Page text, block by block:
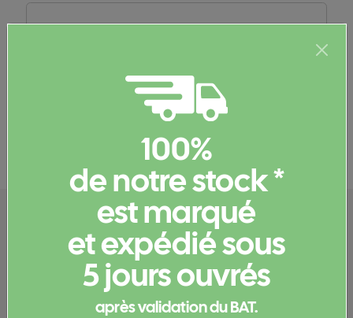
Vous avez oublié votre mot de passe ou vous ne
Demandez un nouveau mot de
Pressé d'avoir des news ?
Recevez nos offres exclusives et restez
100%
de notre stock *
est marqué
et expédié sous
5 jours ouvrés
après validation du BAT.